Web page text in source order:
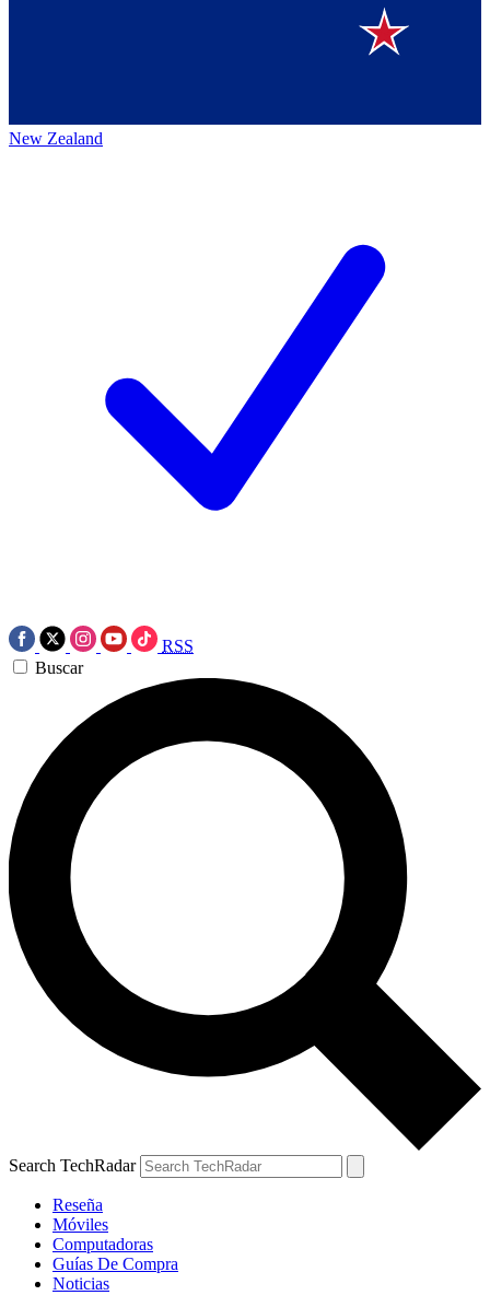
New Zealand
RSS
Buscar
Search TechRadar
Reseña
Móviles
Computadoras
Guías De Compra
Noticias